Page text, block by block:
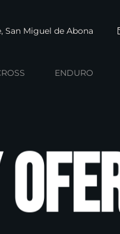
San Miguel de Abona
ENDURO